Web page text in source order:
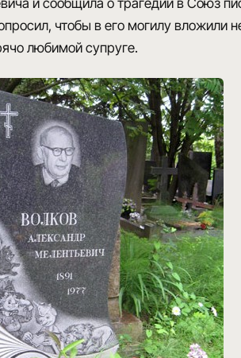
чтобы в его могилу вложили
любимой супруге.